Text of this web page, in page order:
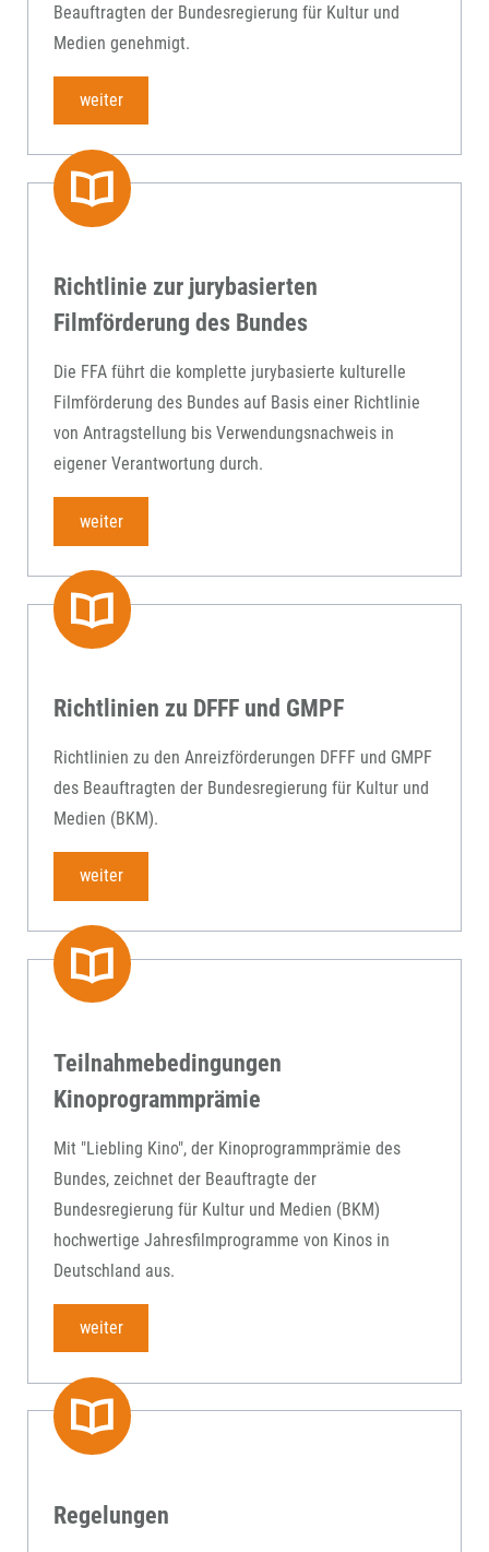
Beauftragten der Bundesregierung für Kultur und
Medien genehmigt.
weiter
Richtlinie zur jurybasierten
Filmförderung des Bundes
Die FFA führt die komplette jurybasierte kulturelle
Filmförderung des Bundes auf Basis einer Richtlinie
von Antragstellung bis Verwendungsnachweis in
eigener Verantwortung durch.
weiter
Richtlinien zu DFFF und GMPF
Richtlinien zu den Anreizförderungen DFFF und GMPF
des Beauftragten der Bundesregierung für Kultur und
Medien (BKM).
weiter
Teilnahmebedingungen
Kinoprogrammprämie
Mit "Liebling Kino", der Kinoprogrammprämie des
Bundes, zeichnet der Beauftragte der
Bundesregierung für Kultur und Medien (BKM)
hochwertige Jahresfilmprogramme von Kinos in
Deutschland aus.
weiter
Regelungen